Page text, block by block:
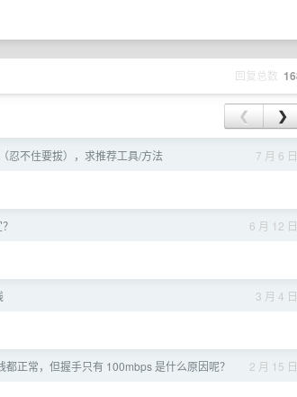
回复总数
❮ ❯
7 月 6 日
忍不住要拔），求推荐工具/方法
6 月 12 日
3 月 4 日
2 月 15 日
正常，但握手只有 100mbps 是什么原因呢？